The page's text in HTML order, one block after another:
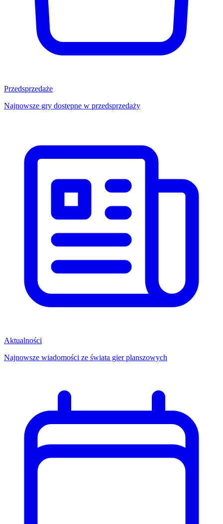
Przedsprzedaże
Najnowsze gry dostępne w przedsprzedaży
Aktualności
Najnowsze wiadomości ze świata gier planszowych